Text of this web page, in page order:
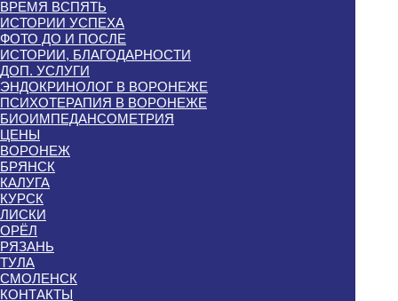
ВРЕМЯ ВСПЯТЬ
ИСТОРИИ УСПЕХА
ФОТО ДО И ПОСЛЕ
ИСТОРИИ, БЛАГОДАРНОСТИ
ДОП. УСЛУГИ
ЭНДОКРИНОЛОГ В ВОРОНЕЖЕ
ПСИХОТЕРАПИЯ В ВОРОНЕЖЕ
БИОИМПЕДАНСОМЕТРИЯ
ЦЕНЫ
ВОРОНЕЖ
БРЯНСК
КАЛУГА
КУРСК
ЛИСКИ
ОРЁЛ
РЯЗАНЬ
ТУЛА
СМОЛЕНСК
КОНТАКТЫ